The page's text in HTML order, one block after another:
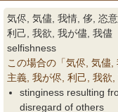
気侭, 気儘, 我情, 侈, 恣
利己, 我欲, 我が儘, 我儘
selfishness
この場合の「気侭, 気儘
主義, 我が侭, 利己, 我欲
stinginess resulting
disregard of others